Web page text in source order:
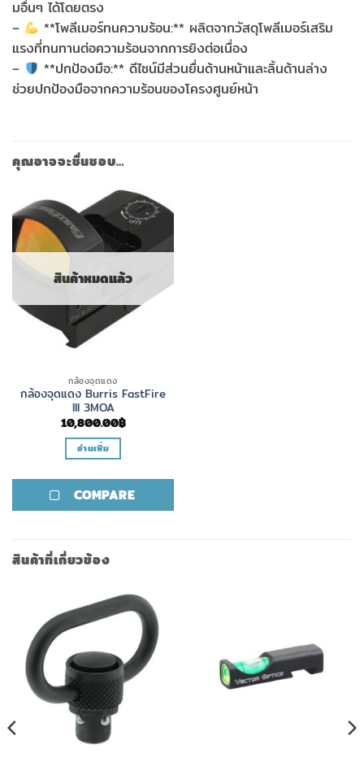
มอื่นๆ ได้โดยตรง
–
**โพลีเมอร์ทนความร้อน:** ผลิตจากวัสดุโพลีเมอร์เสริม
แรงที่ทนทานต่อความร้อนจากการยิงต่อเนื่อง
–
**ปกป้องมือ:** ดีไซน์มีส่วนยื่นด้านหน้าและลิ้นด้านล่าง
ช่วยปกป้องมือจากความร้อนของโครงศูนย์หน้า
คุณอาจจะชื่นชอบ…
สินค้าหมดแล้ว
กล้องจุดแดง
กล้องจุดแดง Burris FastFire
III 3MOA
10,800.00฿
อ่านเพิ่ม
COMPARE
สินค้าที่เกี่ยวข้อง